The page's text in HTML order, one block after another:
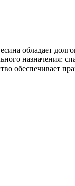
обладает
назначения:
обеспечивает